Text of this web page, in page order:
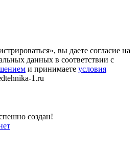
вы даете согласие на
данных в соответствии с
и принимаете условия
1.ru
создан!